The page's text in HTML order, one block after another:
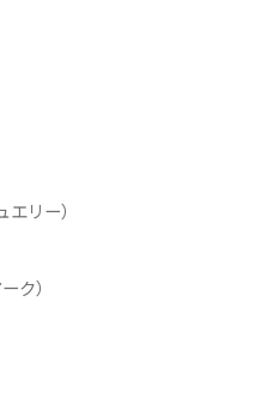
リー）
ク）